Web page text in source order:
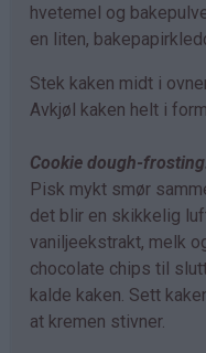
hvetemel og
en liten,
Stek kaken midt i
Avkjøl kaken helt i
Cookie dough-
Pisk mykt smør
det blir en skikkelig
vaniljeekstrakt, melk
chocolate chips til
kalde kaken. Sett
at kremen stivner.